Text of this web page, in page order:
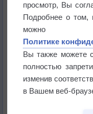
Приложение
Атмосфера
просмотр, Вы
Подробнее о том,
можно
Политике
Вы также можете
полностью
изменив
в Вашем веб-